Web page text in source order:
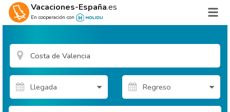
Vacaciones-España.es
En cooperación con